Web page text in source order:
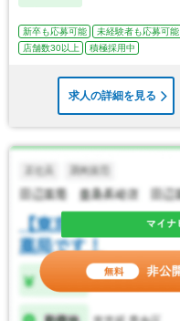
新卒も応募可能 未経験者も応募可能
店舗数30以上
積極採用中
求人の詳細を見る